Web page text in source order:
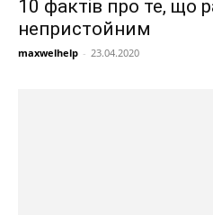
10 фактів про те, що
непристойним
maxwelhelp - 23.04.2020